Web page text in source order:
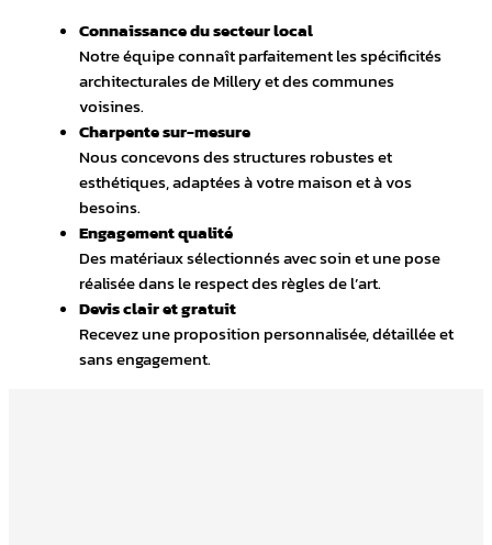
Connaissance du secteur local
Notre équipe connaît parfaitement les spécificités
architecturales de Millery et des communes
voisines.
Charpente sur-mesure
Nous concevons des structures robustes et
esthétiques, adaptées à votre maison et à vos
besoins.
Engagement qualité
Des matériaux sélectionnés avec soin et une pose
réalisée dans le respect des règles de l’art.
Devis clair et gratuit
Recevez une proposition personnalisée, détaillée et
sans engagement.